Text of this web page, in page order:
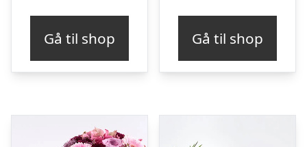
Gå til shop Gå til shop